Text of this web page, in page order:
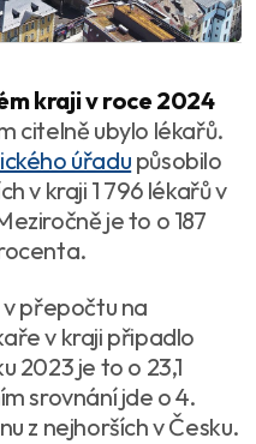
kraji v roce 2024
citelně ubylo lékařů.
úřadupůsobilo
v kraji 1 796 lékařů v
je to o 187
přepočtu na
v kraji připadlo
2023 je to o 23,1
srovnání jde o 4.
z nejhorších v Česku.